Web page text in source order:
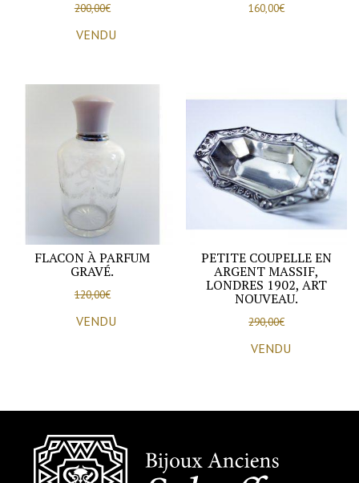
200,00€
VENDU
160,00€
FLACON À PARFUM
GRAVÉ.
120,00€
VENDU
PETITE COUPELLE EN
ARGENT MASSIF,
LONDRES 1902, ART
NOUVEAU.
290,00€
VENDU